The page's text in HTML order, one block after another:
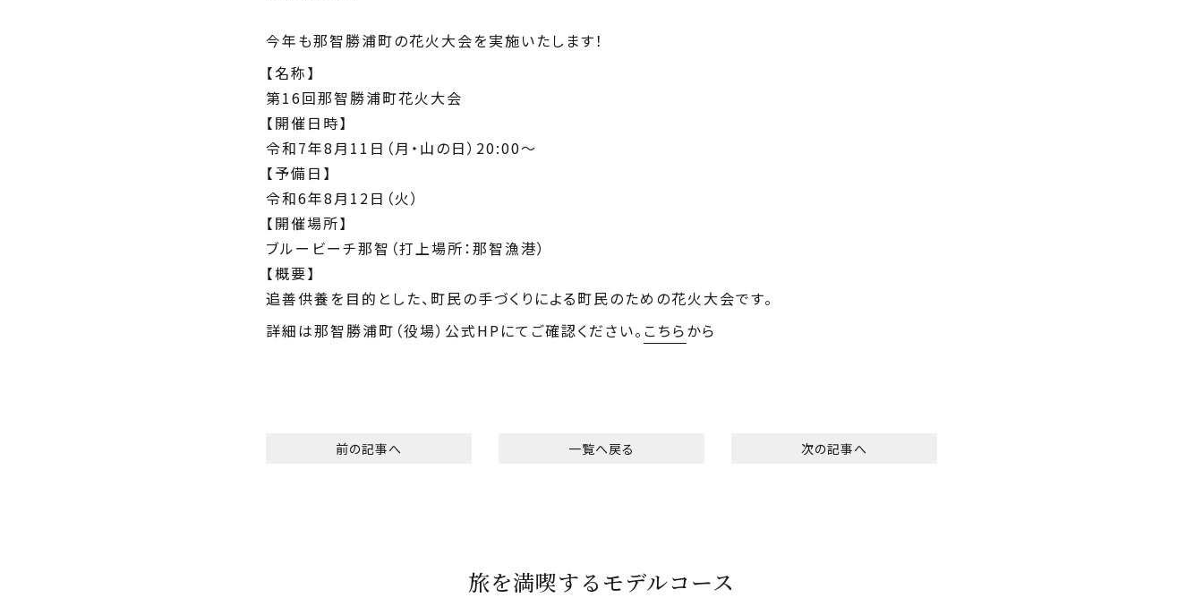
今年も那智勝浦町の花火大会を実施いたします！
【名称】
第16回那智勝浦町花火大会
【開催日時】
令和7年8月11日（月・山の日）20:00～
【予備日】
令和6年8月12日（火）
【開催場所】
ブルービーチ那智（打上場所：那智漁港）
【概要】
追善供養を目的とした、町民の手づくりによる町民のための花火大会です。
詳細は那智勝浦町（役場）公式HPにてご確認ください。 こちらから
前の記事へ 一覧へ戻る 次の記事へ
旅を満喫するモデルコース